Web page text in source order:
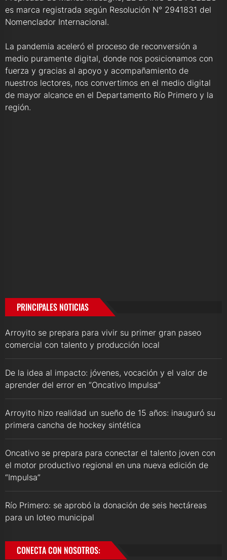
es marca registrada según Resolución N° 2941831 del
Nomenclador Internacional.
La pandemia aceleró el proceso de reconversión a
medio puramente digital, donde nos posicionamos con
fuerza y gracias al apoyo y acompañamiento de
nuestros lectores, nos convertimos en el medio digital
de mayor alcance en el Departamento Río Primero y la
región.
PRINCIPALES NOTICIAS
Arroyito se prepara para vivir su primer gran paseo
comercial con talento y producción local
De la idea al impacto: jóvenes, vocación y el valor de
aprender del error en “Oncativo Impulsa”
Arroyito hizo realidad un sueño de 15 años: inauguró su
primera cancha de hockey sintética
Oncativo se prepara para conectar el talento joven con
el motor productivo regional en una nueva edición de
“Impulsa”
Río Primero: se aprobó la donación de seis hectáreas
para un loteo municipal
CONECTA CON NOSOTROS: